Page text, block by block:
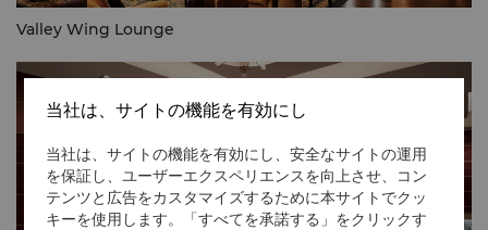
Valley Wing Lounge
当社は、サイトの機能を有効にし
当社は、サイトの機能を有効にし、安全なサイトの運用
を保証し、ユーザーエクスペリエンスを向上させ、コン
テンツと広告をカスタマイズするために本サイトでクッ
キーを使用します。「すべてを承諾する」をクリックす